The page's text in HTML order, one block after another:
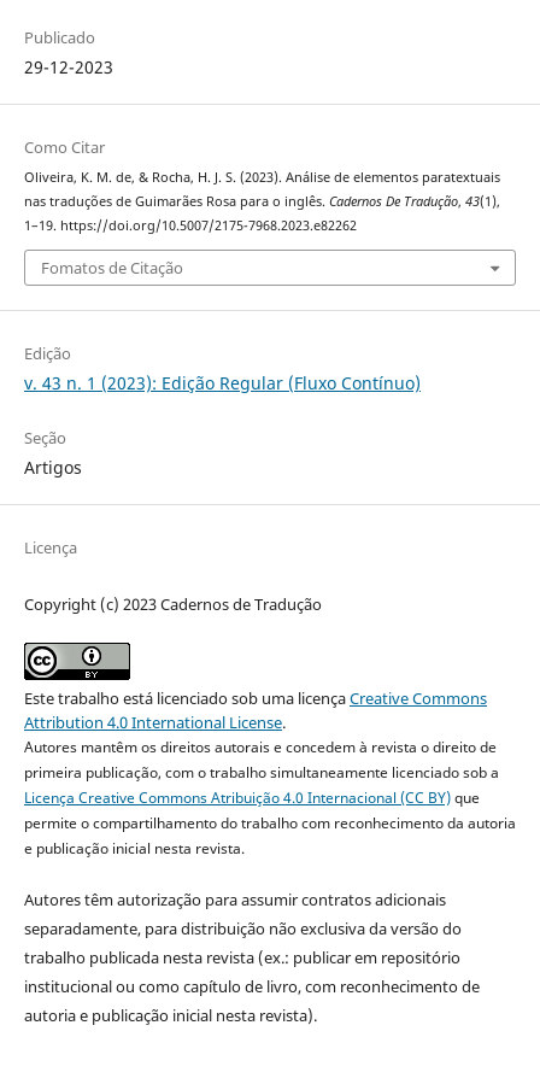
Publicado
29-12-2023
Como Citar
Oliveira, K. M. de, & Rocha, H. J. S. (2023). Análise de elementos paratextuais
nas traduções de Guimarães Rosa para o inglês. Cadernos De Tradução, 43(1),
1–19. https://doi.org/10.5007/2175-7968.2023.e82262
Fomatos de Citação
Edição
v. 43 n. 1 (2023): Edição Regular (Fluxo Contínuo)
Seção
Artigos
Licença
Copyright (c) 2023 Cadernos de Tradução
Este trabalho está licenciado sob uma licençaCreative Commons
Attribution 4.0 International License.
Autores mantêm os direitos autorais e concedem à revista o direito de
primeira publicação, com o trabalho simultaneamente licenciado sob a
Licença Creative Commons Atribuição 4.0 Internacional (CC BY)que
permite o compartilhamento do trabalho com reconhecimento da autoria
e publicação inicial nesta revista.
Autores têm autorização para assumir contratos adicionais
separadamente, para distribuição não exclusiva da versão do
trabalho publicada nesta revista (ex.: publicar em repositório
institucional ou como capítulo de livro, com reconhecimento de
autoria e publicação inicial nesta revista).